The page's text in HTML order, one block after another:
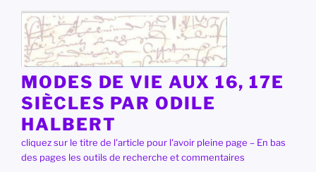
contenu
principal
MODES DE VIE AUX 16, 17E
SIÈCLES PAR ODILE
HALBERT
cliquez sur le titre de l'article pour l'avoir pleine page – En bas
des pages les outils de recherche et commentaires